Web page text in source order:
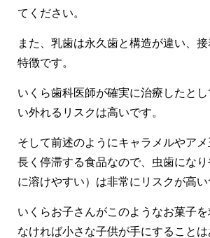
てください。
また、乳歯は永久歯と構造が違い、
特徴です。
いくら歯科医師が確実に治療したと
い外れるリスクは高いです。
そして前述のようにキャラメルやア
長く停滞する食品なので、虫歯にな
に溶けやすい）は非常にリスクが高い
いくらお子さんがこのようなお菓子
なければ小さな子供が手にすることは